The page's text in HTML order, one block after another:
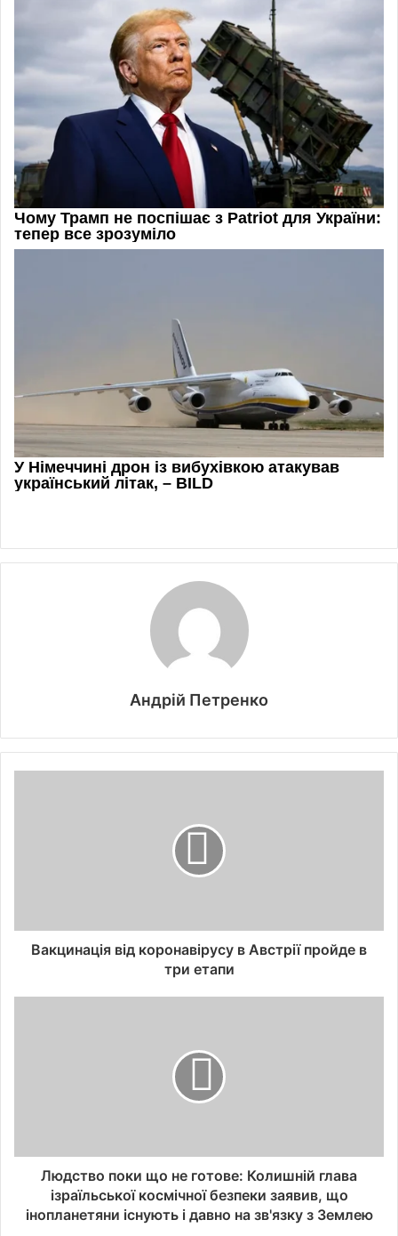
Андрій Петренко
Вакцинація від коронавірусу в Австрії пройде в
три етапи
Людство поки що не готове: Колишній глава
ізраїльської космічної безпеки заявив, що
інопланетяни існують і давно на зв'язку з Землею